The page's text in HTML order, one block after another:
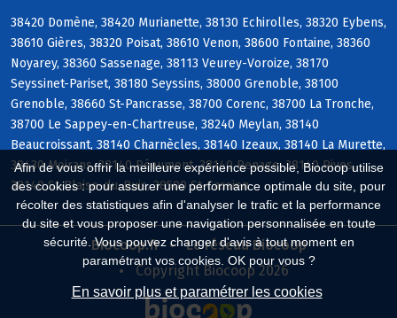
Afin de vous offrir la meilleure expérience possible, Biocoop utilise
des cookies : pour assurer une performance optimale du site, pour
récolter des statistiques afin d'analyser le trafic et la performance
du site et vous proposer une navigation personnalisée en toute
sécurité. Vous pouvez changer d'avis à tout moment en
paramétrant vos cookies. OK pour vous ?
En savoir plus et paramétrer les cookies
38420 Domène, 38420 Murianette, 38130 Echirolles, 38320 Eybens,
38610 Gières, 38320 Poisat, 38610 Venon, 38600 Fontaine, 38360
Noyarey, 38360 Sassenage, 38113 Veurey-Voroize, 38170
Seyssinet-Pariset, 38180 Seyssins, 38000 Grenoble, 38100
Grenoble, 38660 St-Pancrasse, 38700 Corenc, 38700 La Tronche,
38700 Le Sappey-en-Chartreuse, 38240 Meylan, 38140
Beaucroissant, 38140 Charnècles, 38140 Izeaux, 38140 La Murette,
38430 Moirans, 38140 Réaumont, 38140 Renage, 38140 Rives,
38140 St-Blaise-du-Buis, 38500 St-Cassien
Biocoop.fr
Le réseau Biocoop
Copyright Biocoop 2026